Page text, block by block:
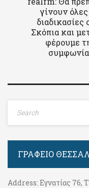
γίνουν όλες
διαδικασίες
Σκόπια και
φέρουμε
συμφωνία
ΓΡΑΦΕΊΟ
Address: Εγνατίας 76,